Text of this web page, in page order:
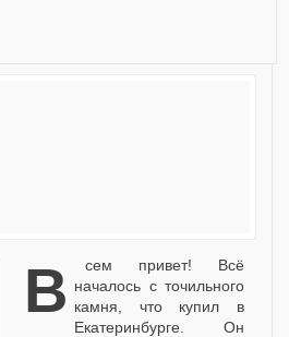
Всем привет! Всё началось с точильного
камня, что купил в
Екатеринбурге. Он